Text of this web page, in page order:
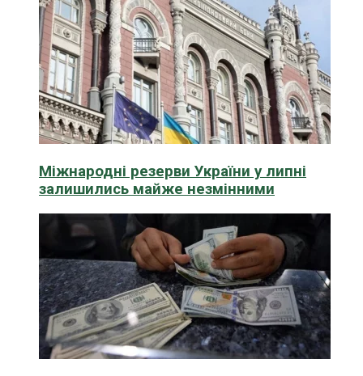
Міжнародні резерви України у липні
залишились майже незмінними